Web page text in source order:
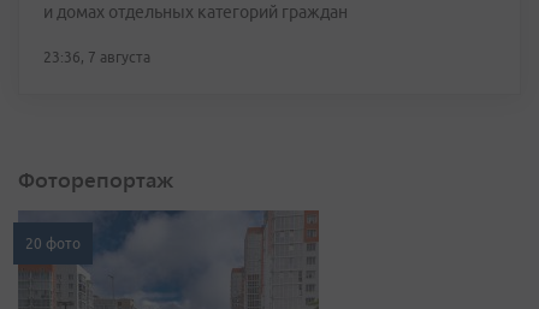
и домах отдельных категорий граждан
23:36, 7 августа
Фоторепортаж
20 фото